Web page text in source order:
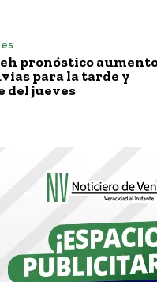
pronóstico
para la tarde y
del jueves